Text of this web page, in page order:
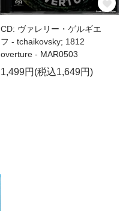
CD: ヴァレリー・ゲルギエ
フ - tchaikovsky; 1812
overture - MAR0503
1,499円(税込1,649円)